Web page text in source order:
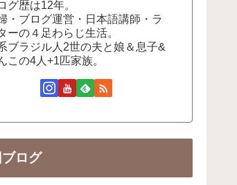
グ歴は12年。
・ブログ運営・日本語講師・ラ
ーの４足わらじ生活。
ブラジル人2世の夫と娘＆息子&
この4人+1匹家族。
ブログ